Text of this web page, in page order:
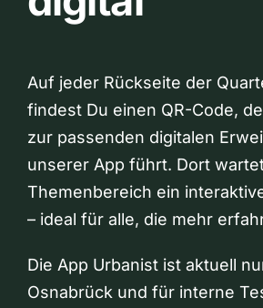
Auf jeder Rückseite der
findest Du einen QR-Code,
zur passenden digitalen
unserer App führt. Dort
Themenbereich ein
– ideal für alle, die mehr
Die App Urbanist ist aktuell
Osnabrück und für interne